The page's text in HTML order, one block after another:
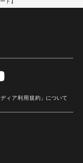
ィア利用規約 」について